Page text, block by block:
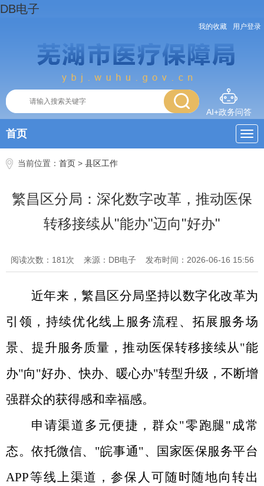
DB电子
我的收藏 用户登录
AI+政务问答
首页
当前位置： 首页 > 县区工作
繁昌区分局：深化数字改革，推动医保
转移接续从"能办"迈向"好办"
阅读次数： 181 次 来源：DB电子 发布时间：2026-06-16 15:56
近年来，繁昌区分局坚持以数字化改革为
引领，持续优化线上服务流程、拓展服务场
景、提升服务质量，推动医保转移接续从"能
办"向"好办、快办、暖心办"转型升级，不断增
强群众的获得感和幸福感。
申请渠道多元便捷，群众"零跑腿"成常
态。依托微信、 "皖事通"、
国家医保服务平台
APP等线上渠道，参保人可随时随地向转出